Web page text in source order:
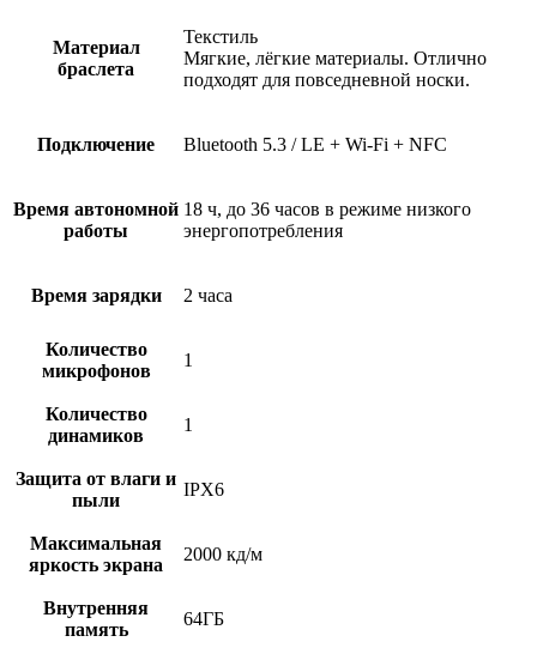
Материал
браслета
Текстиль
Мягкие, лёгкие материалы. Отлично
подходят для повседневной носки.
Подключение Bluetooth 5.3 / LE + Wi-Fi + NFC
Время автономной
работы
18 ч, до 36 часов в режиме низкого
энергопотребления
Время зарядки 2 часа
Количество
микрофонов
1
Количество
динамиков
1
Защита от влаги и
пыли
IPX6
Максимальная
яркость экрана
2000 кд/м
Внутренняя
память
64ГБ